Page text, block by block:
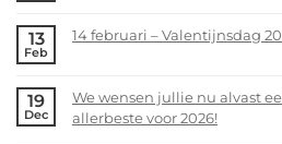
jou!
on
bckspace
|
13
Feb
14 februari – Valentijnsdag
on
14
19
Dec
We wensen jullie nu alvast
allerbeste voor 2026!